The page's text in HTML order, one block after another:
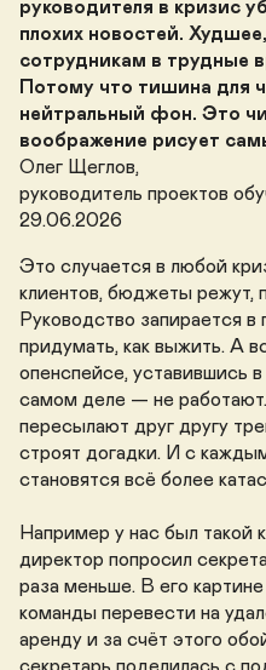
руководителя в кризис
плохих новостей.
сотрудникам в трудные
Потому что тишина для
нейтральный фон. Это
воображение рисует
Олег Щеглов,
руководитель проектов
29.06.2026
Это случается в любой
клиентов, бюджеты режут,
Руководство запирается
придумать, как выжить. А
опенспейсе, уставившись
самом деле — не
пересылают друг другу
строят догадки. И с
становятся всё более
Например у нас был такой
директор попросил
раза меньше. В его
команды перевести на
аренду и за счёт этого